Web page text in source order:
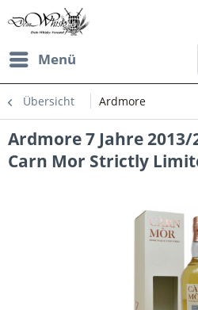
Menü
Übersicht Ardmore
Ardmore 7 Jahre 2013/
Carn Mor Strictly